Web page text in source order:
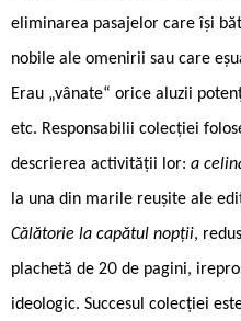
eliminarea pasajelor care își
nobile ale omenirii sau care
Erau „vânate“ orice aluzii
etc. Responsabilii colecției
descrierea activității lor: a
la una din marile reușite ale
Călătorie la capătul nopții,
plachetă de 20 de pagini,
ideologic. Succesul colecției